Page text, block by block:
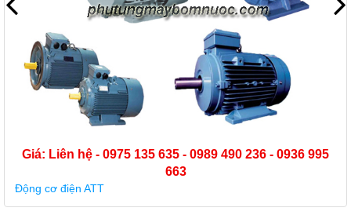
Giá: Liên hệ - 0975 135 635 - 0989 490 236 - 0936 995
663
Động cơ điện ATT